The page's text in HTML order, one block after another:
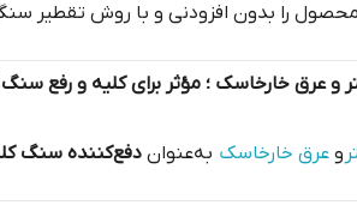
را بدون افزودنی و با روش تقطیر
و عرق خارخاسک ؛ مؤثر برای کلیه و رفع سنگ
و عرق خارخاسک به‌عنوان دفع‌کننده سنگ